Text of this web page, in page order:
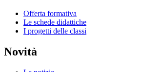
Offerta formativa
Le schede didattiche
I progetti delle classi
Novità